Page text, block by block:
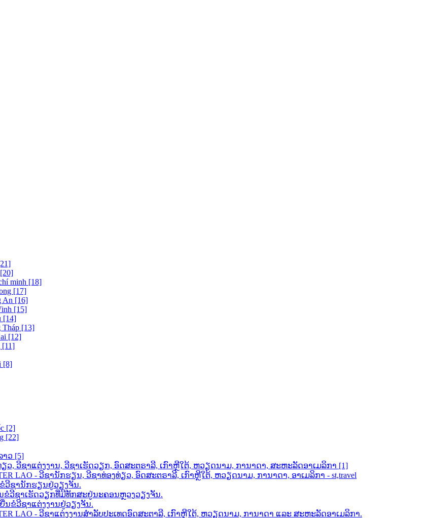
minh [18]
[17]
An [16]
[15]
[14]
Tháp [13]
[12]
[11]
[8]
[2]
[22]
າວ [5]
ຽວ, ວີຊາແຕ່ງງານ, ວີຊາເຮັດວຽກ, ອົດສະຕຣາລີ, ເກົາຫຼີໃຕ້, ຫວຽດນາມ, ການາດາ, ສະຫະລັດອາເມລິກາ [1]
LAO - ວີຊານັກຮຽນ, ວີຊາທ່ອງທ່ຽວ, ອົດສະຕຣາລີ, ເກົາຫຼີໃຕ້, ຫວຽດນາມ, ການາດາ, ອາເມລິກາ - st,travel
ຂໍວີຊານັກຮຽນຢູ່ວຽງຈັນ.
ນຂໍວີຊາເຮັດວຽກທີ່ມີທັກສະຢູ່ນະຄອນຫຼວງວຽງຈັນ.
ຍື່ນຂໍວີຊາແຕ່ງງານຢູ່ວຽງຈັນ.
LAO - ວີຊາແຕ່ງງານສຳລັບປະເທດອົດສະຕາລີ, ເກົາຫຼີໃຕ້, ຫວຽດນາມ, ການາດາ ແລະ ສະຫະລັດອາເມລິກາ.